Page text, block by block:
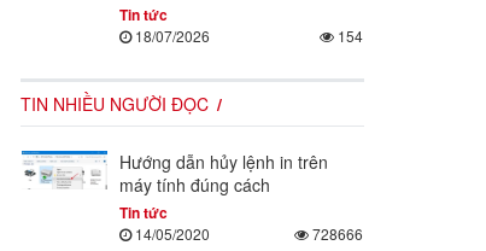
Tin tức
18/07/2026 154
TIN NHIỀU NGƯỜI ĐỌC
Hướng dẫn hủy lệnh in trên
máy tính đúng cách
Tin tức
14/05/2020 728666